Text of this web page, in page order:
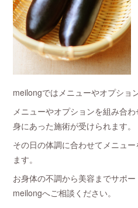
meilongではメニューやオプショ
メニューやオプションを組み合
身にあった施術が受けられます。
その日の体調に合わせてメニュ
ます。
お身体の不調から美容までサポ
meilongへご相談ください。